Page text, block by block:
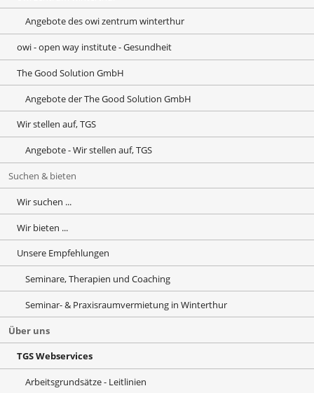
Angebote des owi zentrum winterthur
owi - open way institute - Gesundheit
The Good Solution GmbH
Angebote der The Good Solution GmbH
Wir stellen auf, TGS
Angebote - Wir stellen auf, TGS
Suchen & bieten
Wir suchen ...
Wir bieten ...
Unsere Empfehlungen
Seminare, Therapien und Coaching
Seminar- & Praxisraumvermietung in Winterthur
Über uns
TGS Webservices
Arbeitsgrundsätze - Leitlinien